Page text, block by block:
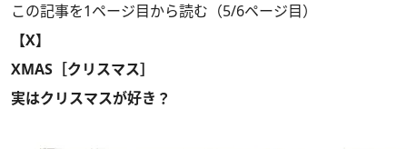
この記事を1ページ目から読む（5/6ページ目）
【X】
XMAS［クリスマス］
実はクリスマスが好き？